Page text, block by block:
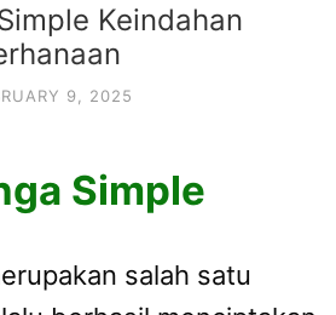
Keindahan
9, 2025
Simple
salah satu